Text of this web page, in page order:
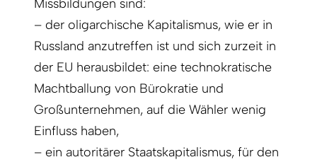
Missbildungen sind:
– der oligarchische Kapitalismus, wie er in
Russland anzutreffen ist und sich zurzeit in
der EU herausbildet: eine technokratische
Machtballung von Bürokratie und
Großunternehmen, auf die Wähler wenig
Einfluss haben,
– ein autoritärer Staatskapitalismus, für den